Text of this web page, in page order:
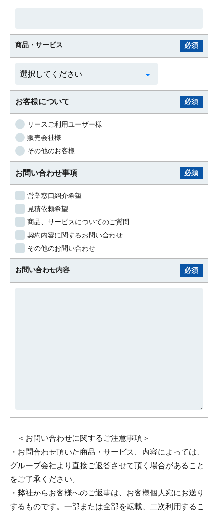
商品・サービス 必須
お客様について 必須
リースご利用ユーザー様
販売会社様
その他のお客様
お問い合わせ事項 必須
営業窓口紹介希望
見積依頼希望
商品、サービスについてのご質問
契約内容に関するお問い合わせ
その他のお問い合わせ
お問い合わせ内容 必須
＜お問い合わせに関するご注意事項＞
・お問合わせ頂いた商品・サービス、内容によっては、
グループ会社より直接ご返答させて頂く場合があること
をご了承ください。
・弊社からお客様へのご返事は、お客様個⼈宛にお送り
するものです。⼀部または全部を転載、⼆次利⽤するこ